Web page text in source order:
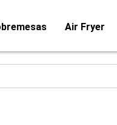
Air Fryer